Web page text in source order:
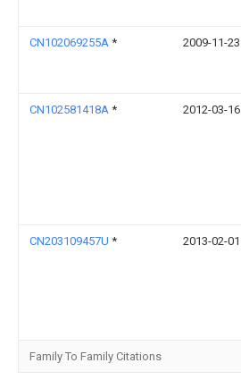
CN102069255A * 2009-11-23
CN102581418A * 2012-03-16
CN203109457U * 2013-02-01
Family To Family Citations